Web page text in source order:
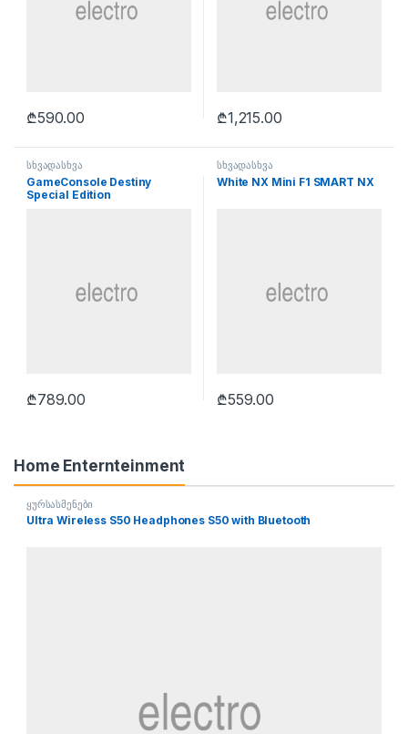
₾590.00 ₾1,215.00
სხვადასხვა
GameConsole Destiny
Special Edition
₾789.00
სხვადასხვა
White NX Mini F1 SMART NX
₾559.00
Home Enternteinment
ყურსასმენები
Ultra Wireless S50 Headphones S50 with Bluetooth